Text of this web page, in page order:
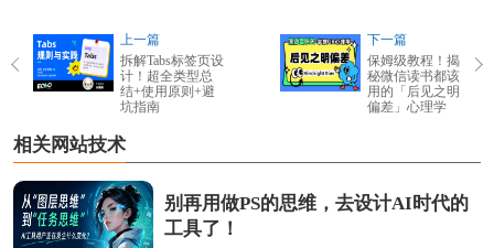
上一篇
拆解Tabs标签页设
计！超全类型总
结+使用原则+避
坑指南
下一篇
保姆级教程！揭
秘微信读书都该
用的「后见之明
偏差」心理学
相关网站技术
别再用做PS的思维，去设计AI时代的
工具了！